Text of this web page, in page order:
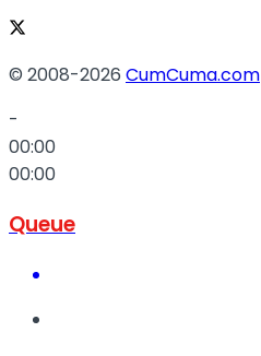
© 2008-2026 CumCuma.com
-
00:00
00:00
Queue